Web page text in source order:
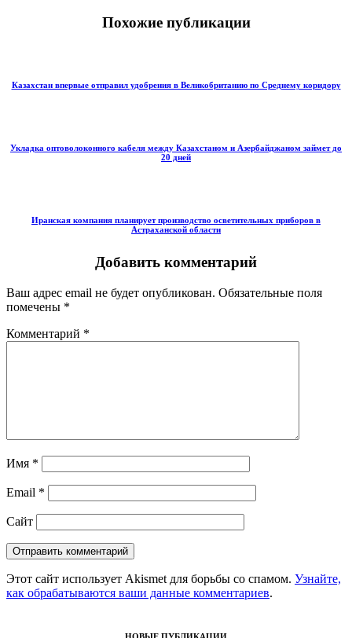
Похожие публикации
Казахстан впервые отправил удобрения в Великобританию по Среднему коридору
Укладка оптоволоконного кабеля между Казахстаном и Азербайджаном займет до
20 дней
Иранская компания планирует производство осветительных приборов в
Астраханской области
Добавить комментарий
Ваш адрес email не будет опубликован. Обязательные поля
помечены *
Комментарий *
Имя *
Email *
Сайт
Этот сайт использует Akismet для борьбы со спамом. Узнайте,
как обрабатываются ваши данные комментариев.